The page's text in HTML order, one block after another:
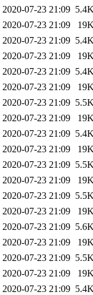
2020-07-23 21:09
2020-07-23 21:09
2020-07-23 21:09
2020-07-23 21:09
2020-07-23 21:09
2020-07-23 21:09
2020-07-23 21:09
2020-07-23 21:09
2020-07-23 21:09
2020-07-23 21:09
2020-07-23 21:09
2020-07-23 21:09
2020-07-23 21:09
2020-07-23 21:09
2020-07-23 21:09
2020-07-23 21:09
2020-07-23 21:09
2020-07-23 21:09
2020-07-23 21:09